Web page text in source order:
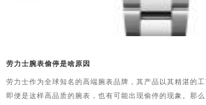
劳力士腕表偷停是啥原因
劳力士作为全球知名的高端腕表品牌，其产品以其精湛的
即便是这样高品质的腕表，也有可能出现偷停的现象。那